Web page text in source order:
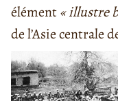
élément« illustre
de l’Asie centrale